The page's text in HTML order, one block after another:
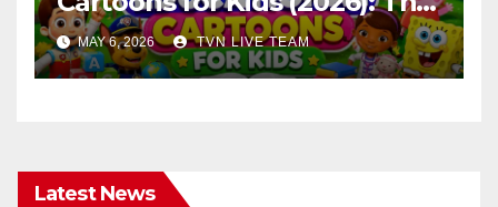
Ultimate Learning Shows List
Every Parent Should Know
MAY 6, 2026 TVN LIVE TEAM
Latest News